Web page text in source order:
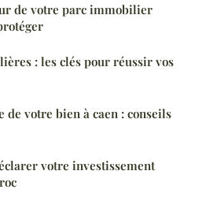
de votre parc immobilier
: les clés pour réussir vos
de votre bien à caen : conseils
votre investissement